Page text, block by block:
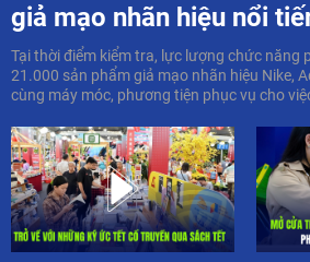
giả mạo nhãn hiệu nổi
Tại thời điểm kiểm tra, lực lượng chức năng
21.000 sản phẩm giả mạo nhãn hiệu Nike,
cùng máy móc, phương tiện phục vụ cho